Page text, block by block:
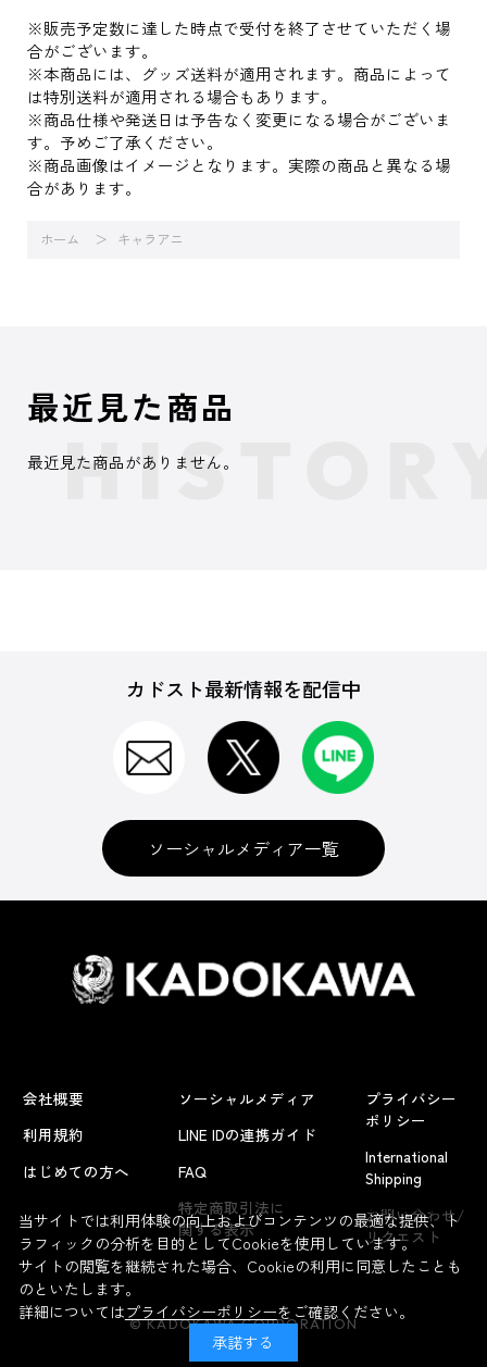
※販売予定数に達した時点で受付を終了させていただく場
合がございます。
※本商品には、グッズ送料が適用されます。商品によって
は特別送料が適用される場合もあります。
※商品仕様や発送日は予告なく変更になる場合がございま
す。予めご了承ください。
※商品画像はイメージとなります。実際の商品と異なる場
合があります。
ホーム キャラアニ
よくあるお問い合わせ
最近見た商品
最近見た商品がありません。
カドスト最新情報を配信中
ソーシャルメディア一覧
会社概要
利用規約
はじめての方へ
ソーシャルメディア
LINE IDの連携ガイド
FAQ
特定商取引法に
関する表示
プライバシー
ポリシー
International
Shipping
お問い合わせ/
リクエスト
© KADOKAWA CORPORATION
当サイトでは利用体験の向上およびコンテンツの最適な提供、ト
ラフィックの分析を目的としてCookieを使用しています。
サイトの閲覧を継続された場合、Cookieの利用に同意したことも
のといたします。
詳細についてはプライバシーポリシーをご確認ください。
承諾する